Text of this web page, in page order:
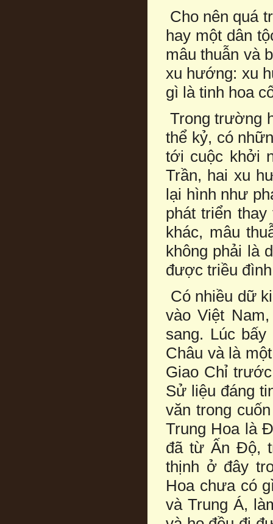
Cho nên quá
hay một dân
mâu thuẫn và
xu hướng: xu
gì là tinh hoa
Trong trường
thể kỷ, có
tới cuộc khởi
Trần, hai xu
lại hình như
phát triển
khác, mâu
không phải là
được triều
Có nhiều dữ
vào Việt
sang. Lúc
Châu và là
Giao Chỉ
Sử liệu đáng
văn trong
Trung Hoa là
đã từ Ấn Độ,
thịnh ở đây
Hoa chưa có
và Trung Á,